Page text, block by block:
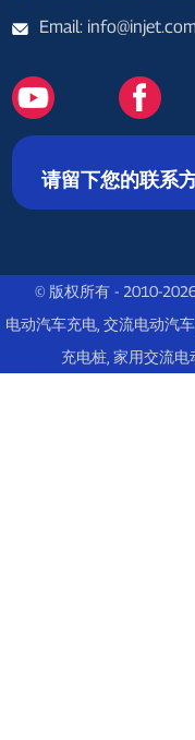
Email:
请留下您的联系
© 版权所有 - 2010-
电动汽车充电, 交流电动汽
充电桩, 家用交流电